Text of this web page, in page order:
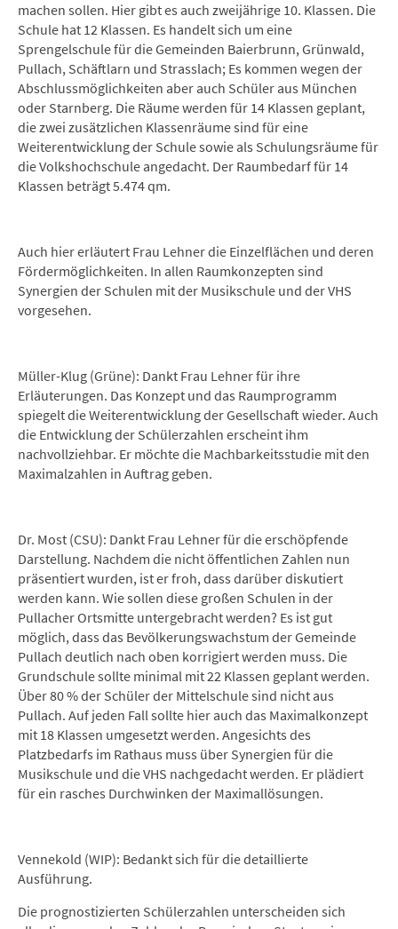
machen sollen. Hier gibt es auch zweijährige 10. Klassen. Die
Schule hat 12 Klassen. Es handelt sich um eine
Sprengelschule für die Gemeinden Baierbrunn, Grünwald,
Pullach, Schäftlarn und Strasslach; Es kommen wegen der
Abschlussmöglichkeiten aber auch Schüler aus München
oder Starnberg. Die Räume werden für 14 Klassen geplant,
die zwei zusätzlichen Klassenräume sind für eine
Weiterentwicklung der Schule sowie als Schulungsräume für
die Volkshochschule angedacht. Der Raumbedarf für 14
Klassen beträgt 5.474 qm.
Auch hier erläutert Frau Lehner die Einzelflächen und deren
Fördermöglichkeiten. In allen Raumkonzepten sind
Synergien der Schulen mit der Musikschule und der VHS
vorgesehen.
Müller-Klug (Grüne): Dankt Frau Lehner für ihre
Erläuterungen. Das Konzept und das Raumprogramm
spiegelt die Weiterentwicklung der Gesellschaft wieder. Auch
die Entwicklung der Schülerzahlen erscheint ihm
nachvollziehbar. Er möchte die Machbarkeitsstudie mit den
Maximalzahlen in Auftrag geben.
Dr. Most (CSU): Dankt Frau Lehner für die erschöpfende
Darstellung. Nachdem die nicht öffentlichen Zahlen nun
präsentiert wurden, ist er froh, dass darüber diskutiert
werden kann. Wie sollen diese großen Schulen in der
Pullacher Ortsmitte untergebracht werden? Es ist gut
möglich, dass das Bevölkerungswachstum der Gemeinde
Pullach deutlich nach oben korrigiert werden muss. Die
Grundschule sollte minimal mit 22 Klassen geplant werden.
Über 80 % der Schüler der Mittelschule sind nicht aus
Pullach. Auf jeden Fall sollte hier auch das Maximalkonzept
mit 18 Klassen umgesetzt werden. Angesichts des
Platzbedarfs im Rathaus muss über Synergien für die
Musikschule und die VHS nachgedacht werden. Er plädiert
für ein rasches Durchwinken der Maximallösungen.
Vennekold (WIP): Bedankt sich für die detaillierte
Ausführung.
Die prognostizierten Schülerzahlen unterscheiden sich